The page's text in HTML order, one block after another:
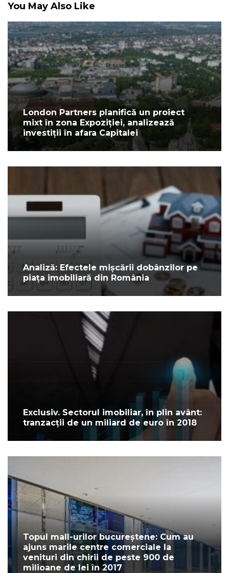
You May Also Like
London Partners planifică un proiect
mixt în zona Expoziției, analizează
investiții în afara Capitalei
Analiză: Efectele mișcării dobânzilor pe
piața imobiliară din România
Exclusiv. Sectorul imobiliar, în plin avânt:
tranzacții de un miliard de euro în 2018
Topul mall-urilor bucureștene: Cum au
ajuns marile centre comerciale la
venituri din chirii de peste 900 de
milioane de lei în 2017